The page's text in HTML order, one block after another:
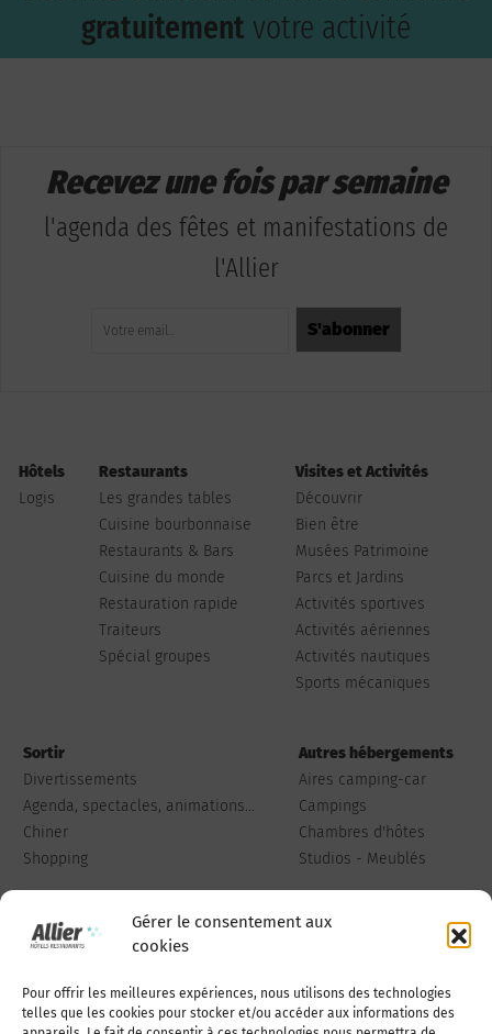
Gérer le consentement aux
cookies
Pour offrir les meilleures expériences, nous utilisons des technologies
telles que les cookies pour stocker et/ou accéder aux informations des
gratuitement votre activité
Recevez une fois par semaine
l'agenda des fêtes et manifestations de
l'Allier
Hôtels
Logis
Restaurants
Les grandes tables
Cuisine bourbonnaise
Restaurants & Bars
Cuisine du monde
Restauration rapide
Traiteurs
Spécial groupes
Visites et Activités
Découvrir
Bien être
Musées Patrimoine
Parcs et Jardins
Activités sportives
Activités aériennes
Activités nautiques
Sports mécaniques
Sortir
Divertissements
Agenda, spectacles, animations...
Chiner
Shopping
Autres hébergements
Aires camping-car
Campings
Chambres d'hôtes
Studios - Meublés
Qui sommes-nous Publiez votre annonce